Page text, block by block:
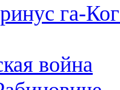
га-
война